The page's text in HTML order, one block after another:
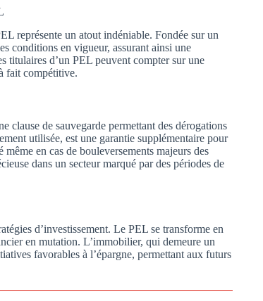
représente un atout indéniable. Fondée sur un
conditions en vigueur, assurant ainsi une
titulaires d’un PEL peuvent compter sur une
fait compétitive.
clause de sauvegarde permettant des dérogations
utilisée, est une garantie supplémentaire pour
en cas de bouleversements majeurs des
dans un secteur marqué par des périodes de
d’investissement. Le PEL se transforme en
en mutation. L’immobilier, qui demeure un
favorables à l’épargne, permettant aux futurs